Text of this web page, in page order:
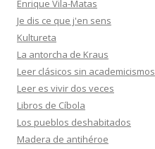
Enrique Vila-Matas
Je dis ce que j'en sens
Kultureta
La antorcha de Kraus
Leer clásicos sin academicismos
Leer es vivir dos veces
Libros de Cíbola
Los pueblos deshabitados
Madera de antihéroe